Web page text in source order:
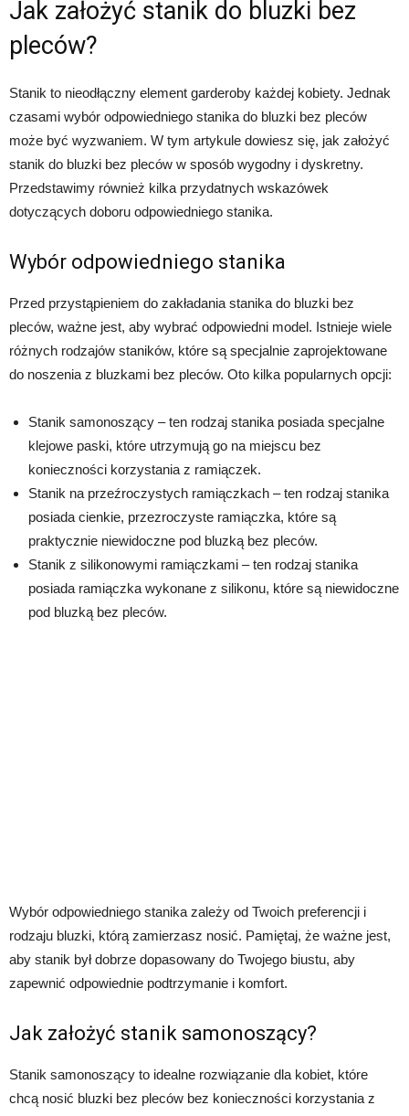
Jak założyć stanik do bluzki bez
pleców?
Stanik to nieodłączny element garderoby każdej kobiety. Jednak
czasami wybór odpowiedniego stanika do bluzki bez pleców
może być wyzwaniem. W tym artykule dowiesz się, jak założyć
stanik do bluzki bez pleców w sposób wygodny i dyskretny.
Przedstawimy również kilka przydatnych wskazówek
dotyczących doboru odpowiedniego stanika.
Wybór odpowiedniego stanika
Przed przystąpieniem do zakładania stanika do bluzki bez
pleców, ważne jest, aby wybrać odpowiedni model. Istnieje wiele
różnych rodzajów staników, które są specjalnie zaprojektowane
do noszenia z bluzkami bez pleców. Oto kilka popularnych opcji:
Stanik samonoszący – ten rodzaj stanika posiada specjalne
klejowe paski, które utrzymują go na miejscu bez
konieczności korzystania z ramiączek.
Stanik na przeźroczystych ramiączkach – ten rodzaj stanika
posiada cienkie, przezroczyste ramiączka, które są
praktycznie niewidoczne pod bluzką bez pleców.
Stanik z silikonowymi ramiączkami – ten rodzaj stanika
posiada ramiączka wykonane z silikonu, które są niewidoczne
pod bluzką bez pleców.
Wybór odpowiedniego stanika zależy od Twoich preferencji i
rodzaju bluzki, którą zamierzasz nosić. Pamiętaj, że ważne jest,
aby stanik był dobrze dopasowany do Twojego biustu, aby
zapewnić odpowiednie podtrzymanie i komfort.
Jak założyć stanik samonoszący?
Stanik samonoszący to idealne rozwiązanie dla kobiet, które
chcą nosić bluzki bez pleców bez konieczności korzystania z